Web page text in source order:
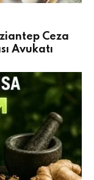
Ceza
Avukatı